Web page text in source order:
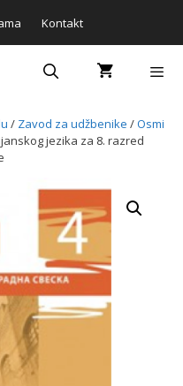
Kontakt
Menu
/ Zavod za udžbenike /Osmi
jezika za 8. razred